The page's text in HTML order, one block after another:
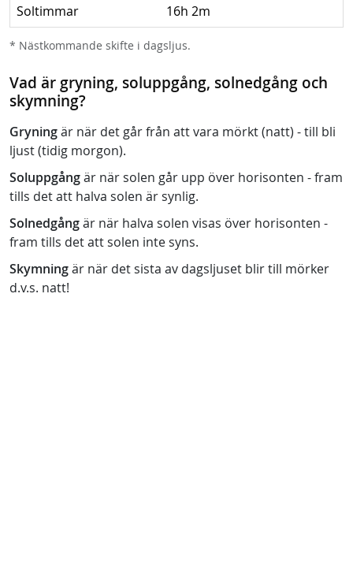
Soltimmar 16h 2m
* Nästkommande skifte i dagsljus.
Vad är gryning, soluppgång, solnedgång och
skymning?
Gryningär när det går från att vara mörkt (natt) - till bli
ljust (tidig morgon).
Soluppgångär när solen går upp över horisonten - fram
tills det att halva solen är synlig.
Solnedgångär när halva solen visas över horisonten -
fram tills det att solen inte syns.
Skymningär när det sista av dagsljuset blir till mörker
d.v.s. natt!